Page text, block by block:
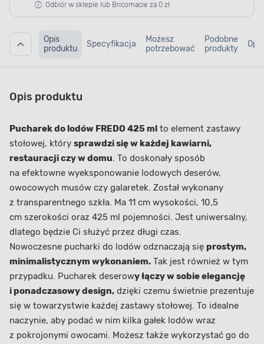
Odbiór w sklepie lub Bricomacie za 0 zł
Opis
produktu
Specyfikacja
Możesz
potrzebować
Podobne
produkty
Opis produktu
Pucharek do lodów FREDO 425 ml to element zastawy
stołowej, który sprawdzi się w każdej kawiarni,
restauracji czy w domu. To doskonały sposób
na efektowne wyeksponowanie lodowych deserów,
owocowych musów czy galaretek. Został wykonany
z transparentnego szkła. Ma 11 cm wysokości, 10,5
cm szerokości oraz 425 ml pojemności. Jest uniwersalny,
dlatego będzie Ci służyć przez długi czas.
Nowoczesne pucharki do lodów odznaczają się prostym,
minimalistycznym wykonaniem. Tak jest również w tym
przypadku. Pucharek deserowy łączy w sobie elegancję
i ponadczasowy design, dzięki czemu świetnie prezentuje
się w towarzystwie każdej zastawy stołowej. To idealne
naczynie, aby podać w nim kilka gałek lodów wraz
z pokrojonymi owocami. Możesz także wykorzystać go do